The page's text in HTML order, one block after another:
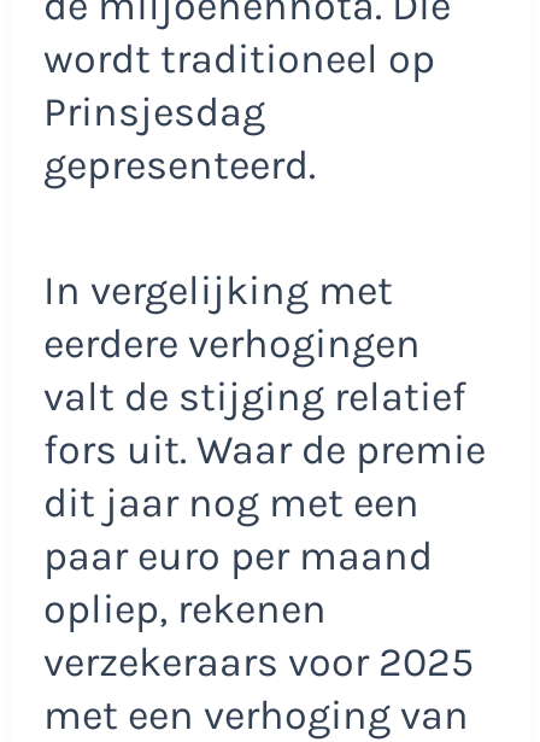
wordt traditioneel op
Prinsjesdag
gepresenteerd.
In vergelijking met
eerdere verhogingen
valt de stijging relatief
fors uit. Waar de premie
dit jaar nog met een
paar euro per maand
opliep, rekenen
verzekeraars voor 2025
met een verhoging van